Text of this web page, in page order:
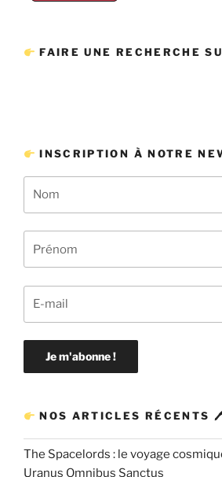
FAIRE UNE RECHERCHE
INSCRIPTION À NOTRE
NOS ARTICLES RÉCENTS
The Spacelords : le voyage
Uranus Omnibus Sanctus